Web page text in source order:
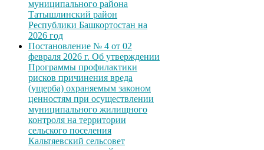
муниципального района
Татышлинский район
Республики Башкортостан на
2026 год
Постановление № 4 от 02
февраля 2026 г. Об утверждении
Программы профилактики
рисков причинения вреда
(ущерба) охраняемым законом
ценностям при осуществлении
муниципального жилищного
контроля на территории
сельского поселения
Кальтяевский сельсовет